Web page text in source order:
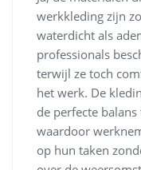
werkkleding zijn
waterdicht als
professionals
terwijl ze toch
het werk. De
de perfecte
waardoor
op hun taken